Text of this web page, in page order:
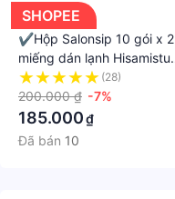
#lamsaodematme
#miengdanhasot
#danchongnangnong
#miengdanmuahe
🍉🍉🍉những lưu ý
SHOPEE
✔️️️Hộp Salonsip 10 gói x 2
miếng dán lạnh Hisamistu
SLP
(28)
200.000 ₫ -7%
185.000₫
Đã bán 10